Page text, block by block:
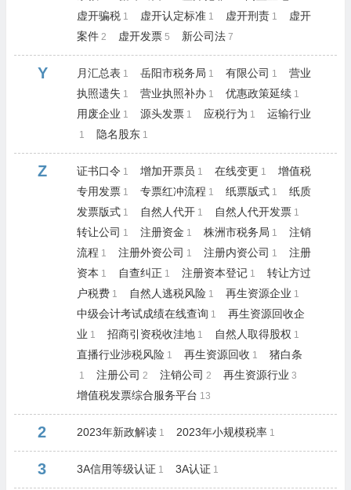
虚开骗税 1 虚开认定标准 1 虚开刑责 1
虚开
案件 2 虚开发票 5 新公司法 7
Y 月汇总表 1 岳阳市税务局 1 有限公司 1
营业
执照遗失 1 营业执照补办 1 优惠政策延续 1
用废企业 1 源头发票 1 应税行为 1 运输行业
1 隐名股东 1
Z 证书口令 1 增加开票员 1 在线变更 1
增值税
专用发票 1 专票红冲流程 1 纸票版式 1
纸质
发票版式 1 自然人代开 1 自然人代开发票 1
转让公司 1 注册资金 1 株洲市税务局 1
注销
流程 1 注册外资公司 1 注册内资公司 1
注册
资本 1 自查纠正 1 注册资本登记 1
转让方过
户税费 1 自然人逃税风险 1 再生资源企业 1
中级会计考试成绩在线查询 1
再生资源回收企
业 1 招商引资税收洼地 1 自然人取得股权 1
直播行业涉税风险 1 再生资源回收 1 猪白条
1 注册公司 2 注销公司 2 再生资源行业 3
增值税发票综合服务平台 13
2 2023年新政解读 1 2023年小规模税率 1
3 3A信用等级认证 1 3A认证 1